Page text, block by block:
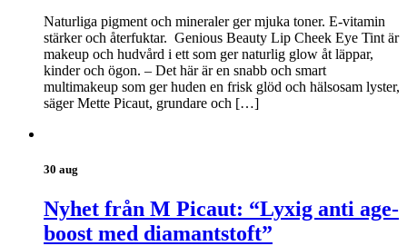
Naturliga pigment och mineraler ger mjuka toner. E-vitamin
stärker och återfuktar. Genious Beauty Lip Cheek Eye Tint är
makeup och hudvård i ett som ger naturlig glow åt läppar,
kinder och ögon. – Det här är en snabb och smart
multimakeup som ger huden en frisk glöd och hälsosam lyster,
säger Mette Picaut, grundare och […]
30 aug
Nyhet från M Picaut: “Lyxig anti age-
boost med diamantstoft”